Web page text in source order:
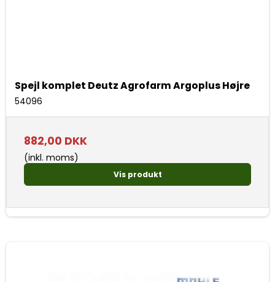
Spejl komplet Deutz Agrofarm Argoplus Højre
54096
882,00 DKK
(inkl. moms)
Vis produkt